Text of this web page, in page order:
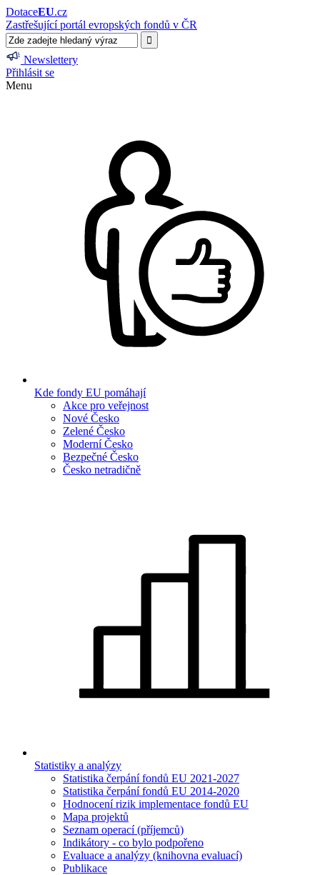
DotaceEU.cz
Zastřešující portál evropských fondů v ČR
Newslettery
Přihlásit se
Menu
Kde fondy EU pomáhají
Akce pro veřejnost
Nové Česko
Zelené Česko
Moderní Česko
Bezpečné Česko
Česko netradičně
Statistiky a analýzy
Statistika čerpání fondů EU 2021-2027
Statistika čerpání fondů EU 2014-2020
Hodnocení rizik implementace fondů EU
Mapa projektů
Seznam operací (příjemců)
Indikátory - co bylo podpořeno
Evaluace a analýzy (knihovna evaluací)
Publikace